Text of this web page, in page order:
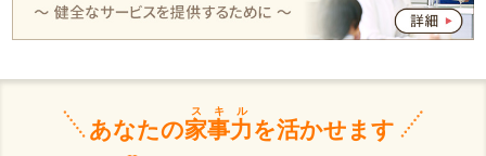
あなたの家事力
スキル
を活かせます